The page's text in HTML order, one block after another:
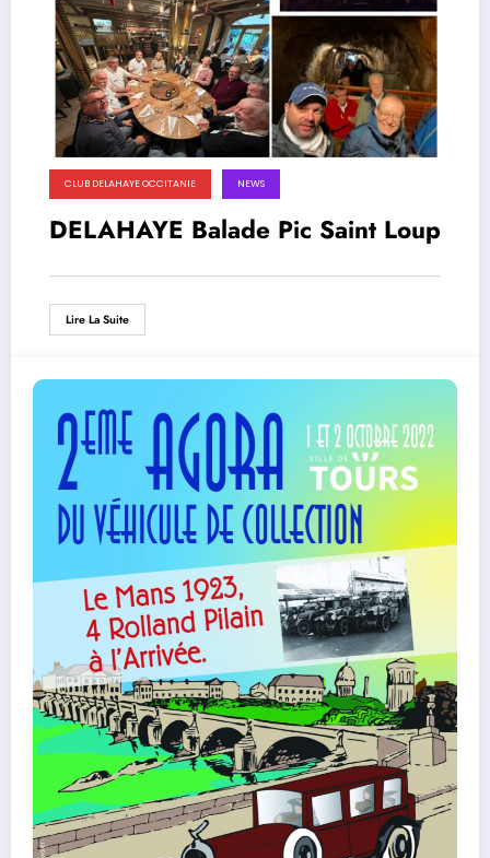
CLUB DELAHAYE OCCITANIE NEWS
DELAHAYE Balade Pic Saint Loup
Lire La Suite